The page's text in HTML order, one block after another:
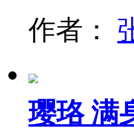
作者：
璎珞 满